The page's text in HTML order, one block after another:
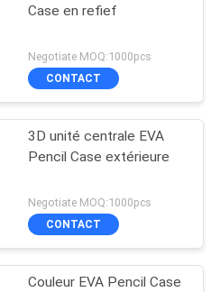
Case en refief
Negotiate MOQ:1000pcs
CONTACT
3D unité centrale EVA
Pencil Case extérieure
Negotiate MOQ:1000pcs
CONTACT
Couleur EVA Pencil Case